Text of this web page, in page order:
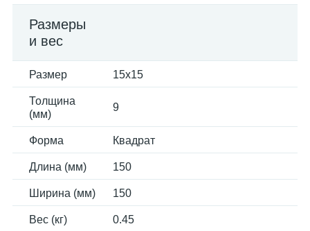
Размеры
и вес
Размер 15x15
Толщина
(мм)
9
Форма Квадрат
Длина (мм) 150
Ширина (мм) 150
Вес (кг) 0.45